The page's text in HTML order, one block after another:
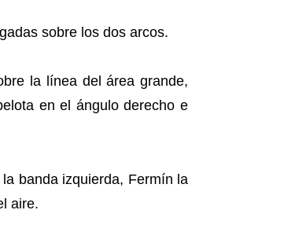
sobre los dos arcos.
la línea del área grande,
en el ángulo derecho e
la banda izquierda, Fermín la
aire.